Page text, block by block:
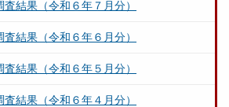
結果（令和６年７月分）
結果（令和６年６月分）
結果（令和６年５月分）
結果（令和６年４月分）